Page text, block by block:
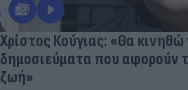
Χρίστος Κούγιας: «Θα κινηθώ
δημοσιεύματα που αφορούν
ζωή»